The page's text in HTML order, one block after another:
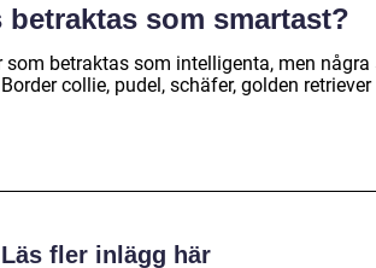
som smartast?
som betraktas som intelligenta, men några
collie, pudel, schäfer, golden
Läs fler inlägg här